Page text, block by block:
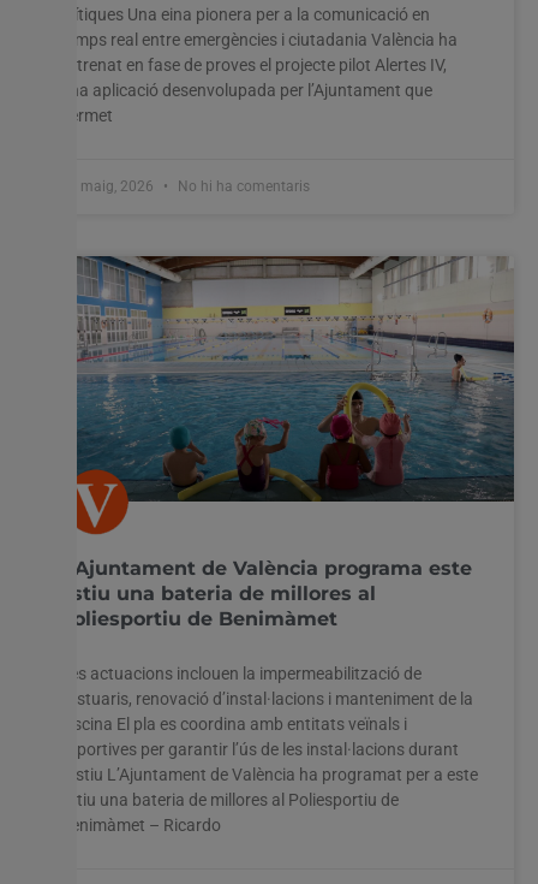
crítiques Una eina pionera per a la comunicació en
temps real entre emergències i ciutadania València ha
estrenat en fase de proves el projecte pilot Alertes IV,
una aplicació desenvolupada per l’Ajuntament que
permet
28 maig, 2026 No hi ha comentaris
L’Ajuntament de València programa este
estiu una bateria de millores al
poliesportiu de Benimàmet
Les actuacions inclouen la impermeabilització de
vestuaris, renovació d’instal·lacions i manteniment de la
piscina El pla es coordina amb entitats veïnals i
esportives per garantir l’ús de les instal·lacions durant
l’estiu L’Ajuntament de València ha programat per a este
estiu una bateria de millores al Poliesportiu de
Benimàmet – Ricardo